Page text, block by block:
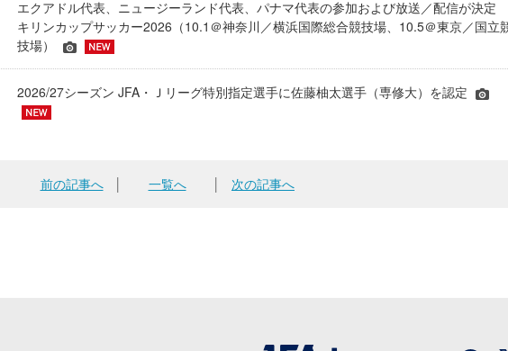
エクアドル代表、ニュージーランド代表、パナマ代表の参加および放送／配信が決定
キリンカップサッカー2026（10.1＠神奈川／横浜国際総合競技場、10.5＠東京／国立
技場）
2026/27シーズン JFA・Ｊリーグ特別指定選手に佐藤柚太選手（専修大）を認定
前の記事へ│ 一覧へ 次の記事へ